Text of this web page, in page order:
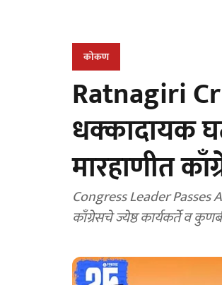
कोकण
Ratnagiri
धक्कादायक
मारहाणीत
Congress Leader Passes
काँग्रेसचे ज्येष्ठ कार्यकर्ते व